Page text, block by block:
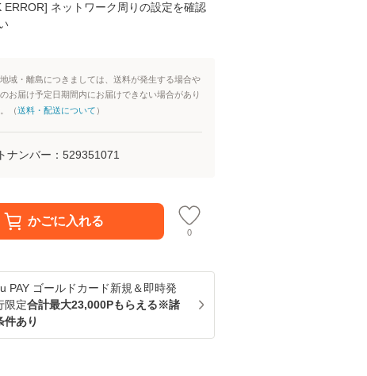
ERROR] ネットワーク周りの設定を確認
域・離島につきましては、送料が発生する場合や
お届け予定日期間内にお届けできない場合があり
（送料・配送について ）
ナンバー： 529351071
かごに入れる
0
PAY ゴールドカード新規＆即時発
限定合計最大23,000Pもらえる※諸
件あり